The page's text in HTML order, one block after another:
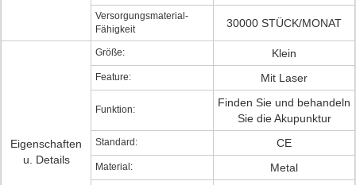
Versorgungsmaterial-
Fähigkeit
30000 STÜCK/MONAT
Eigenschaften
u. Details
Größe: Klein
Feature: Mit Laser
Funktion:
Finden Sie und behandeln
Sie die Akupunktur
Standard: CE
Material: Metal